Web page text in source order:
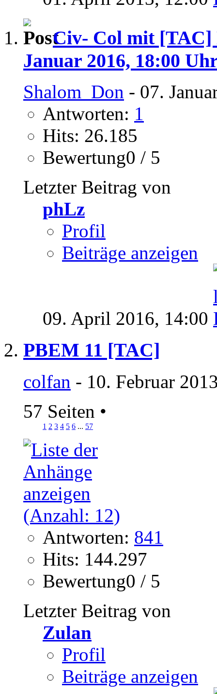
Civ- Col mit
Januar 2016, 18:00
Shalom_Don - 07.
Antworten: 1
Hits: 26.185
Bewertung0 / 5
Letzter Beitrag von
phLz
Profil
Beiträge anzeigen
09. April 2016, 14:00
PBEM 11 [TAC]
colfan - 10. Februar
57 Seiten •
1 2 3 4 5 6 ... 57
Antworten: 841
Hits: 144.297
Bewertung0 / 5
Letzter Beitrag von
Zulan
Profil
Beiträge anzeigen